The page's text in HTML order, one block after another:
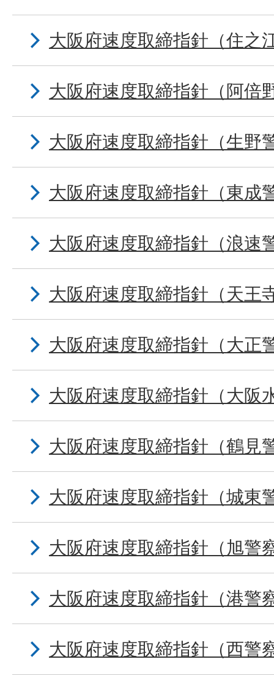
大阪府速度取締指針（住之
大阪府速度取締指針（阿倍
大阪府速度取締指針（生野
大阪府速度取締指針（東成
大阪府速度取締指針（浪速
大阪府速度取締指針（天王
大阪府速度取締指針（大正
大阪府速度取締指針（大阪
大阪府速度取締指針（鶴見
大阪府速度取締指針（城東
大阪府速度取締指針（旭警
大阪府速度取締指針（港警
大阪府速度取締指針（西警